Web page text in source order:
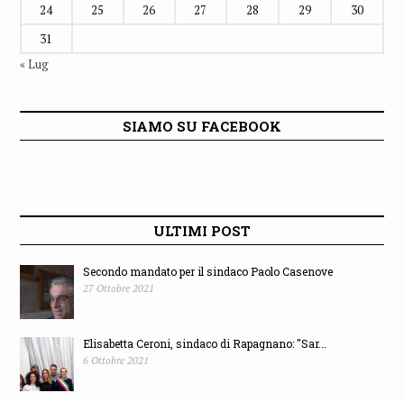
24
25 26 27 28 29
30
31
« Lug
SIAMO SU FACEBOOK
ULTIMI POST
Secondo mandato per il sindaco Paolo Casenove
27 Ottobre 2021
Elisabetta Ceroni, sindaco di Rapagnano: "Sar...
6 Ottobre 2021